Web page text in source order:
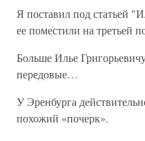
Я поставил под статьей
ее поместили на третьей
Больше Илье
передовые…
У Эренбурга
похожий «почерк».